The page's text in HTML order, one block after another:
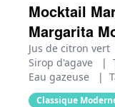
Mocktail
Margarita
Jus de citron vert
Sirop d'agave
|
Eau gazeuse
|
Classique